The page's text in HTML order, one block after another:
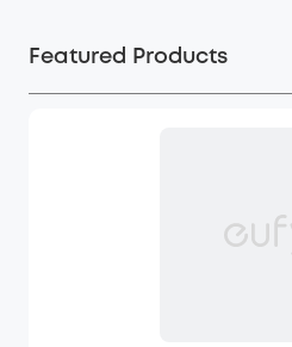
Featured Products